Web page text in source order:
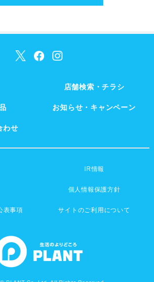
店舗検索・チラシ
お知らせ・キャンペーン
わせ
IR情報
個人情報保護方針
表事項 サイトのご利用について